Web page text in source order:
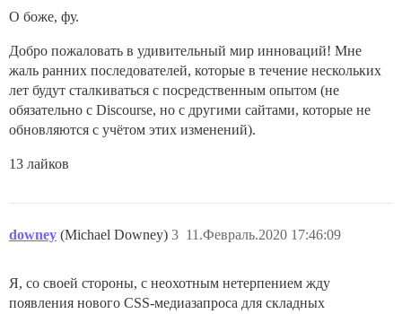
О боже, фу.
Добро пожаловать в удивительный мир инноваций! Мне
жаль ранних последователей, которые в течение нескольких
лет будут сталкиваться с посредственным опытом (не
обязательно с Discourse, но с другими сайтами, которые не
обновляются с учётом этих изменений).
13 лайков
downey (Michael Downey) 11.Февраль.2020 17:46:09
3
Я, со своей стороны, с неохотным нетерпением жду
появления нового CSS-медиазапроса для складных